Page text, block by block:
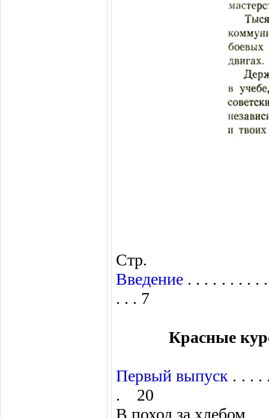
Стр.
Введение . . . . . . . . .
. . . 7
Красные
Первый выпуск . . . .
. 20
В поход за хлебом .